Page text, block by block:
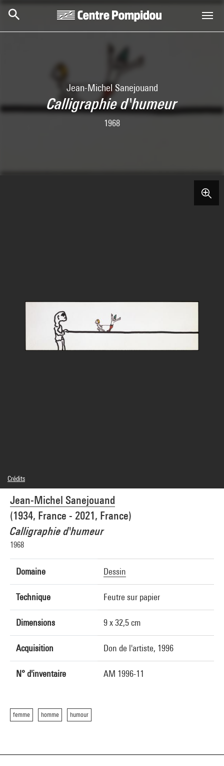
Aller au contenu principal
Jean-Michel Sanejouand
Calligraphie d'humeur
1968
Jean-Michel Sanejouand
(1934, France - 2021, France)
Calligraphie d'humeur
1968
Domaine Dessin
Technique Feutre sur papier
Dimensions 9 x 32,5 cm
Acquisition Don de l'artiste, 1996
N° d'inventaire AM 1996-11
femme homme humour
Crédits
© Succession Sanejouand
Crédit photographique : Centre Pompidou, MNAM-CCI/Philippe Migeat/Dist.
GrandPalaisRmn
Réf. image : 4R11751 [1996 CX 0161]
Diffusion image :GrandPalaisRmnPhoto